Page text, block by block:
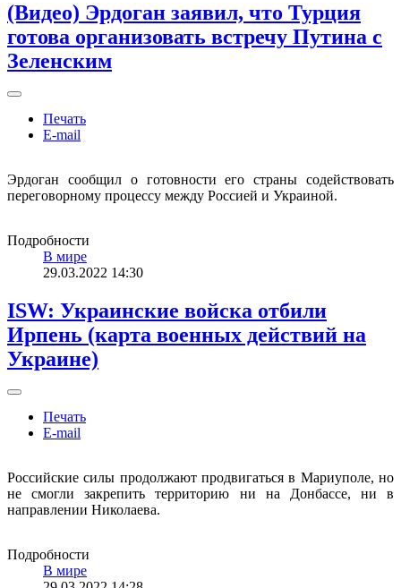
(Видео) Эрдоган заявил, что Турция
готова организовать встречу Путина с
Зеленским
Печать
E-mail
Эрдоган сообщил о готовности его страны содействовать
переговорному процессу между Россией и Украиной.
Подробности
В мире
29.03.2022 14:30
ISW: Украинские войска отбили
Ирпень (карта военных действий на
Украине)
Печать
E-mail
Российские силы продолжают продвигаться в Мариуполе, но
не смогли закрепить территорию ни на Донбассе, ни в
направлении Николаева.
Подробности
В мире